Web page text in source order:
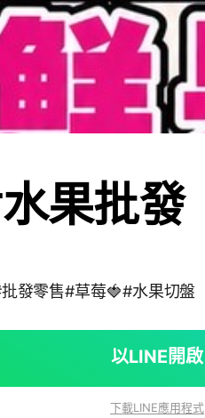
果批發
發零售#草莓🍓#水果切盤
以LINE開啟
下載LINE應用程式